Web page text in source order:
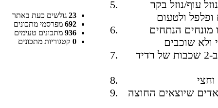
23 גולשים כעת באתר
692 מפרסמי מתכונים
936 מתכונים טעימים
0 קטגוריות מתכונים
עוף/נוזל בקר
מונחים הנתחים
להניח מעל ניר אפייה ולסגור את הכלי ב-2 שכבות של רדיד
שיוצאים החוצה